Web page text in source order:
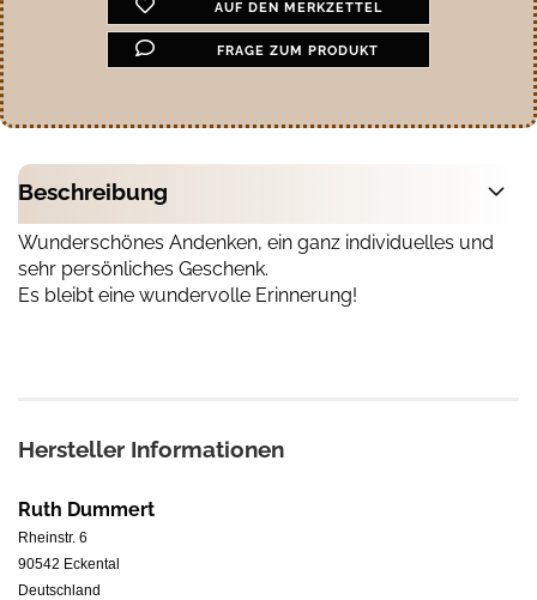
AUF DEN MERKZETTEL
FRAGE ZUM PRODUKT
Beschreibung
Wunderschönes Andenken, ein ganz individuelles und
sehr persönliches Geschenk.
Es bleibt eine wundervolle Erinnerung!
Hersteller Informationen
Ruth Dummert
Rheinstr. 6
90542 Eckental
Deutschland